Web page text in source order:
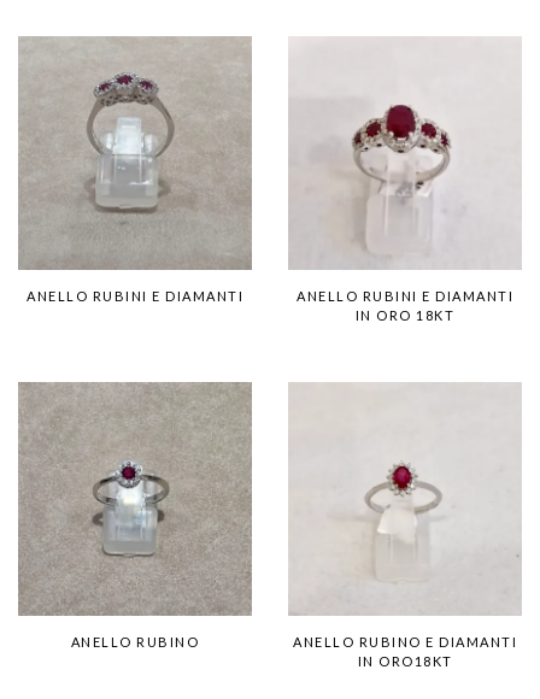
ANELLO RUBINI E DIAMANTI
ANELLO RUBINI E DIAMANTI
IN ORO 18KT
ANELLO RUBINO
ANELLO RUBINO E DIAMANTI
IN ORO18KT